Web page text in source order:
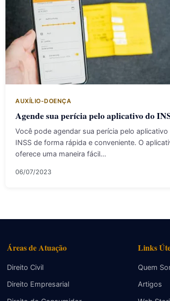
AUXÍLIO-DOENÇA
Agende sua perícia pelo aplicativo do
Você pode agendar sua perícia pelo aplicativo
INSS de forma rápida e conveniente. O
oferece uma maneira fácil…
06/07/2023
Áreas de Atuação
Direito Civil
Direito Empresarial
Links
Quem
Artigos